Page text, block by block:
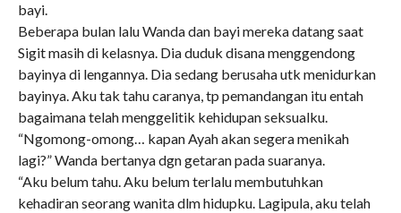
bayi.
Beberapa bulan lalu Wanda dan bayi mereka datang saat
Sigit masih di kelasnya. Dia duduk disana menggendong
bayinya di lengannya. Dia sedang berusaha utk menidurkan
bayinya. Aku tak tahu caranya, tp pemandangan itu entah
bagaimana telah menggelitik kehidupan seksualku.
“Ngomong-omong… kapan Ayah akan segera menikah
lagi?” Wanda bertanya dgn getaran pada suaranya.
“Aku belum tahu. Aku belum terlalu membutuhkan
kehadiran seorang wanita dlm hidupku. Lagipula, aku telah